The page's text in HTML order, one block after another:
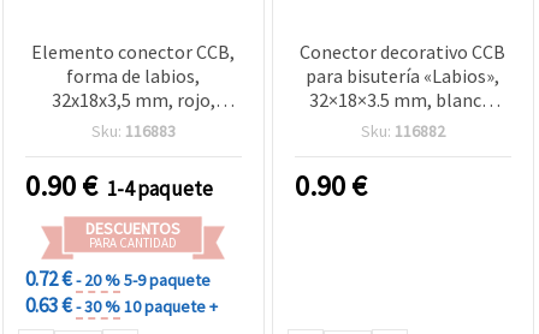
Elemento conector CCB,
forma de labios,
32x18x3,5 mm, rojo,
suministros para
Sku: 116883
0.90€ 1-4 paquete
DESCUENTOS
PARA CANTIDAD
0.72 €- 20 %5-9 paquete
0.63 €- 30 %10 paquete +
Conector decorativo CCB
para bisutería «Labios»,
32×18×3.5 mm, blanco,
pack de 10 uds.
Sku: 116882
0.90€